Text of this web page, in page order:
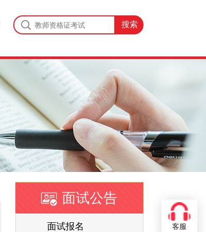
面试公告
面试报名 客服